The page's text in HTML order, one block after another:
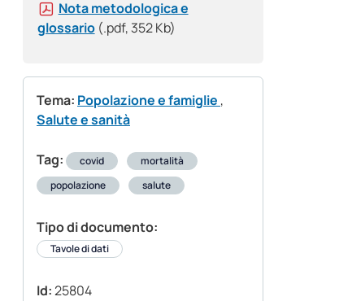
Nota metodologica e
glossario (.pdf, 352 Kb)
Tema: Popolazione e famiglie ,
Salute e sanità
Tag: covid
mortalità
popolazione
salute
Tipo di documento:
Tavole di dati
Id:25804